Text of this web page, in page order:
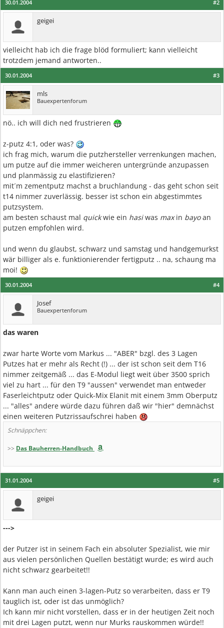
#2
30.01.2004
geigei
vielleicht hab ich die frage blöd formuliert; kann vielleicht
trotzdem jemand antworten..
#3
30.01.2004
mls
Bauexpertenforum
nö.. ich will dich ned frustrieren
z-putz 4:1, oder was?
ich frag mich, warum die putzhersteller verrenkungen machen,
um putze auf die immer weicheren untergründe anzupassen
und planmässig zu elastifizieren?
mit´m zementputz machst a bruchlandung - das geht schon seit
t14 nimmer zuverlässig. besser ist schon ein abgestimmtes
putzsystem.
am besten schaust mal quickwie ein hasiwas maxin bayoan
putzen empfohlen wird.
und wenn du glaubst, schwarz und samstag und handgemurkst
wär billiger als e. funktionierender fertigputz .. na, schaung ma
moi!
#4
30.01.2004
Josef
Bauexpertenforum
das waren
zwar harte Worte vom Markus ... "ABER" bzgl. des 3 Lagen
Putzes hat er mehr als Recht (!) ... der ist schon seit dem T16
nimmer zeitgemäß ... das E-Modul liegt weit über 3500 sprich
viel zu hart ... für den T9 "aussen" verwendet man entweder
Faserleichtputz oder Quick-Mix Elanit mit einem 3mm Oberputz
... "alles" andere würde dazu führen daß wir "hier" demnächst
einen weiteren Putzrissaufschrei haben
Schnäppchen:
>> Das Bauherren-Handbuch
#5
31.01.2004
geigei
--->
der Putzer ist in seinem Fach ein absoluter Spezialist, wie mir
aus vielen persönlichen Quellen bestätigt wurde; es wird auch
nicht schwarz gearbeitet!!
Kann man auch einen 3-lagen-Putz so verarbeiten, dass er T9
tauglich ist, oder ist das unmöglich?
Ich kann mir nicht vorstellen, dass er in der heutigen Zeit noch
mit drei Lagen putzt, wenn nur Murks rauskommen würde!!